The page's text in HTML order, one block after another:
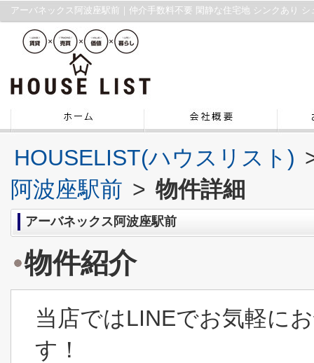
HOUSELIST(ハウスリスト)
阿波座駅前 > 物件詳細
アーバネックス阿波座駅前
物件紹介
当店ではLINEでお気軽に
す！